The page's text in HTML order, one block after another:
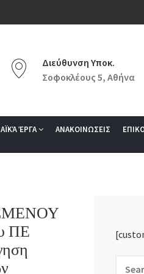
Διεύθυνση Υποκ.
Σοφοκλέους 5, Αθήνα
ΈΡΓΑ ΑΝΑΚΟΙΝΩΣΕΙΣ
ΠΕ